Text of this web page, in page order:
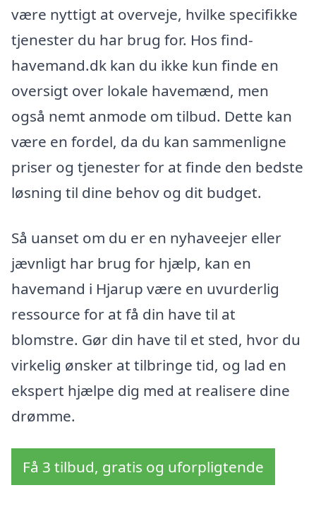
være nyttigt at overveje, hvilke specifikke
tjenester du har brug for. Hos find-
havemand.dk kan du ikke kun finde en
oversigt over lokale havemænd, men
også nemt anmode om tilbud. Dette kan
være en fordel, da du kan sammenligne
priser og tjenester for at finde den bedste
løsning til dine behov og dit budget.
Så uanset om du er en nyhaveejer eller
jævnligt har brug for hjælp, kan en
havemand i Hjarup være en uvurderlig
ressource for at få din have til at
blomstre. Gør din have til et sted, hvor du
virkelig ønsker at tilbringe tid, og lad en
ekspert hjælpe dig med at realisere dine
drømme.
Få 3 tilbud, gratis og uforpligtende